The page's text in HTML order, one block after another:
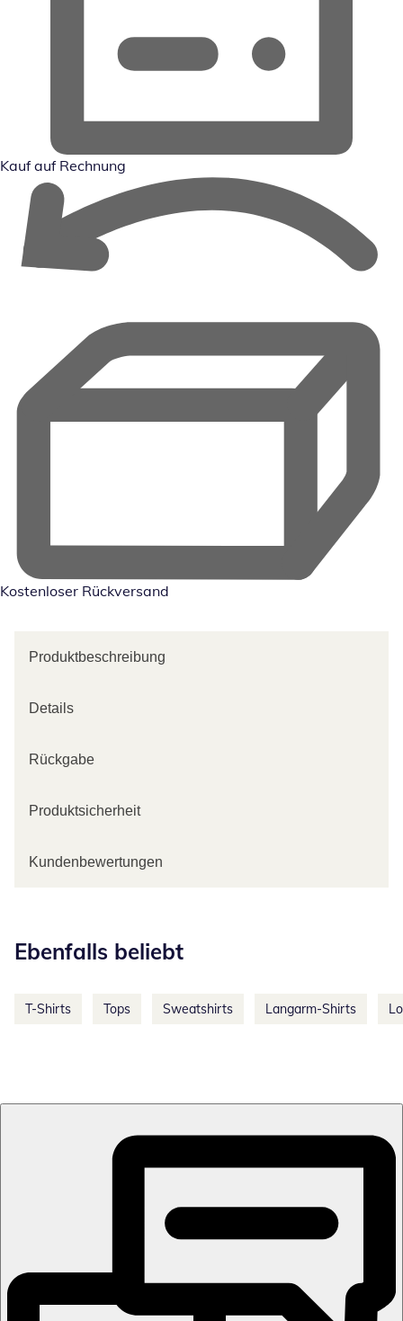
Kauf auf Rechnung
Kostenloser Rückversand
Produktbeschreibung
Details
Rückgabe
Produktsicherheit
Kundenbewertungen
Ebenfalls beliebt
T-Shirts Tops Sweatshirts Langarm-Shirts